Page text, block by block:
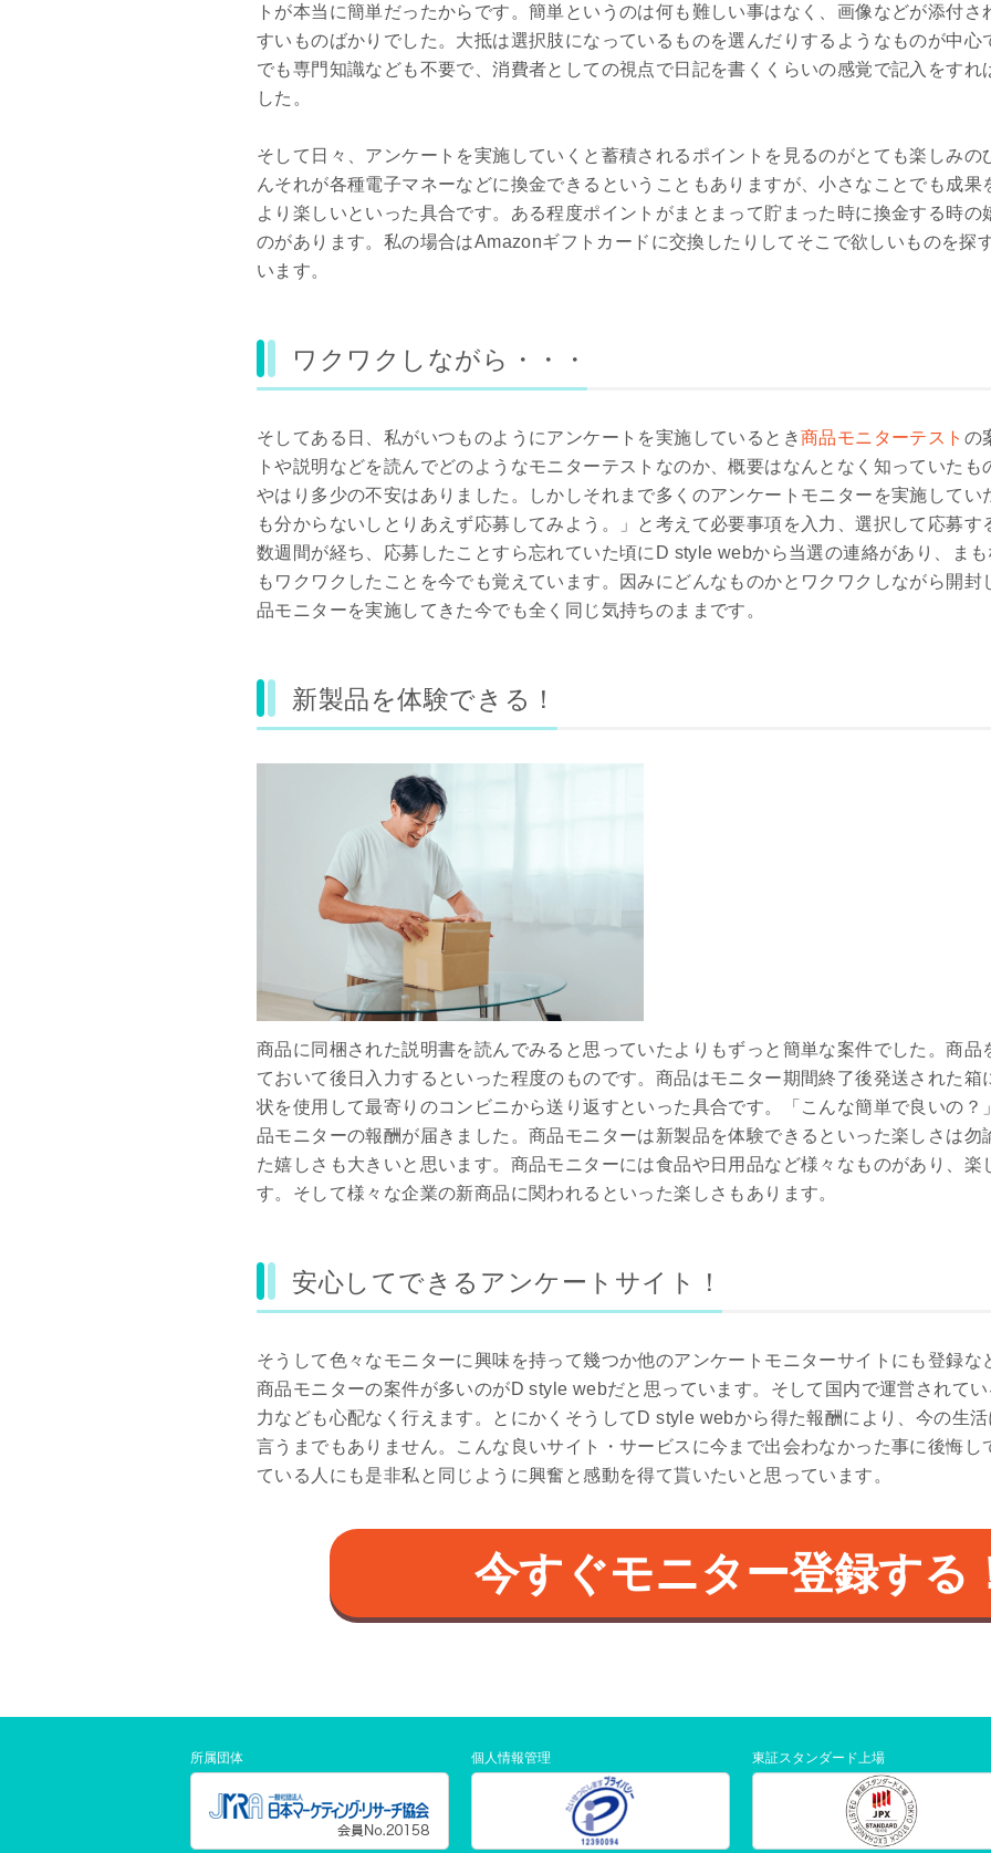
トが本当に簡単だったからです。簡単というのは何も難しい事はなく、画像などが添付
すいものばかりでした。大抵は選択肢になっているものを選んだりするようなものが中心
でも専門知識なども不要で、消費者としての視点で日記を書くくらいの感覚で記入をすれ
した。
そして日々、アンケートを実施していくと蓄積されるポイントを見るのがとても楽しみの
んそれが各種電子マネーなどに換金できるということもありますが、小さなことでも成
より楽しいといった具合です。ある程度ポイントがまとまって貯まった時に換金する時
のがあります。私の場合はAmazonギフトカードに交換したりしてそこで欲しいものを探
います。
ワクワクしながら・・・
そしてある日、私がいつものようにアンケートを実施しているとき商品モニターテスト の
トや説明などを読んでどのようなモニターテストなのか、概要はなんとなく知っていた
やはり多少の不安はありました。しかしそれまで多くのアンケートモニターを実施してい
も分からないしとりあえず応募してみよう。」と考えて必要事項を入力、選択して応募
数週間が経ち、応募したことすら忘れていた頃にD style webから当選の連絡があり、ま
もワクワクしたことを今でも覚えています。因みにどんなものかとワクワクしながら開
品モニターを実施してきた今でも全く同じ気持ちのままです。
新製品を体験できる！
商品に同梱された説明書を読んでみると思っていたよりもずっと簡単な案件でした。商品
ておいて後日入力するといった程度のものです。商品はモニター期間終了後発送された箱
状を使用して最寄りのコンビニから送り返すといった具合です。「こんな簡単で良いの？
品モニターの報酬が届きました。商品モニターは新製品を体験できるといった楽しさは勿
た嬉しさも大きいと思います。商品モニターには食品や日用品など様々なものがあり、楽
す。そして様々な企業の新商品に関われるといった楽しさもあります。
安心してできるアンケートサイト！
そうして色々なモニターに興味を持って幾つか他のアンケートモニターサイトにも登録な
商品モニターの案件が多いのがD style webだと思っています。そして国内で運営されて
力なども心配なく行えます。とにかくそうしてD style webから得た報酬により、今の生
言うまでもありません。こんな良いサイト・サービスに今まで出会わなかった事に後悔し
ている人にも是非私と同じように興奮と感動を得て貰いたいと思っています。
今すぐモニター登録する
所属団体 個人情報管理 東証スタンダード上場